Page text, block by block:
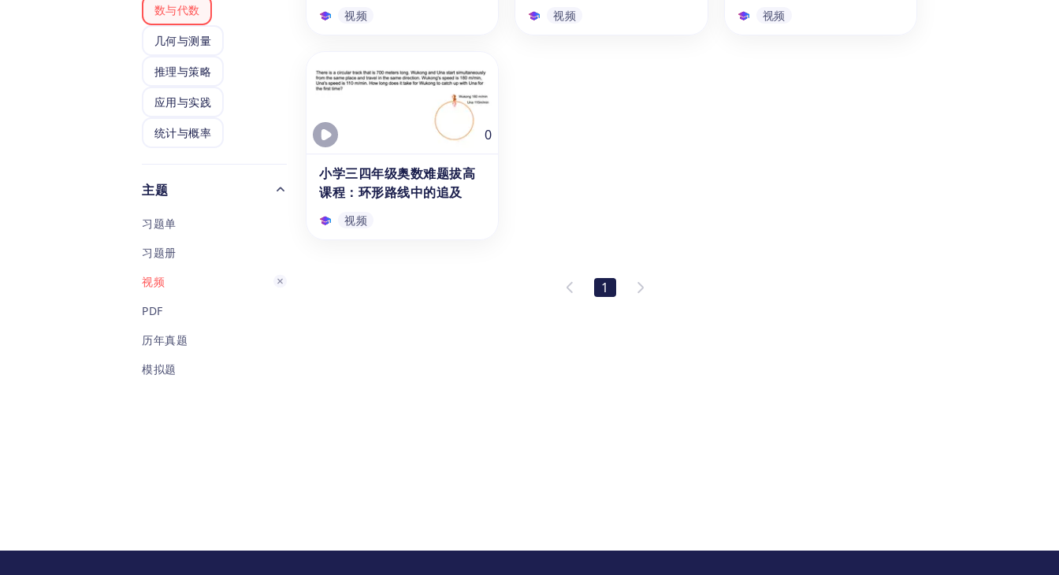
数与代数
几何与测量
推理与策略
应用与实践
统计与概率
主题
习题单
习题册
视频
PDF
历年真题
模拟题
升类数学题的能力。
基础追及问题的通用解题框架。
视频
课程：火车问题中的追及
本系列课程为3、4年级的8-9岁
学生提供提供数学竞赛知识拔高
的精讲课程，孩子们可以通过5
分钟简短的知识讲解，学习追及
相遇题型中与火车有关的行程问
题。火车追及问题涉及对火车长
度、速度等空间概念的理解，通
过本课程的学习，学生的空间想
视频
视频 视频
0
小学三四年级奥数难题拔高
课程：环形路线中的追及
视频
1